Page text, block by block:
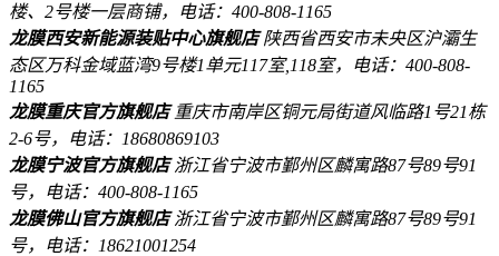
楼、2号楼一层商铺，电话：400-808-1165
龙膜西安新能源装贴中心旗舰店陕西省西安市未央区沪灞生
态区万科金域蓝湾9号楼1单元117室,118室，电话：400-808-
1165
龙膜重庆官方旗舰店重庆市南岸区铜元局街道风临路1号21栋
2-6号，电话：18680869103
龙膜宁波官方旗舰店浙江省宁波市鄞州区麟寓路87号89号91
号，电话：400-808-1165
龙膜佛山官方旗舰店浙江省宁波市鄞州区麟寓路87号89号91
号，电话：18621001254